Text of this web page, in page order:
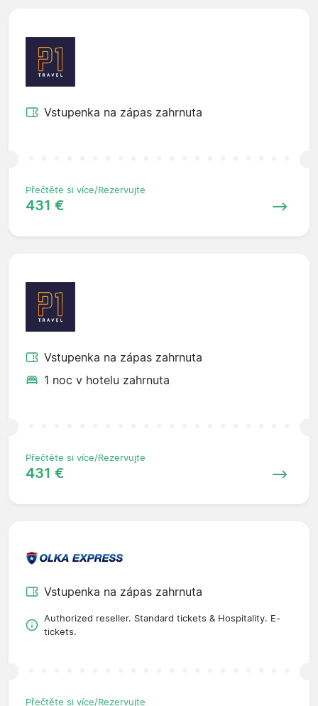
Vstupenka na zápas zahrnuta
Přečtěte si více/Rezervujte
431 €
Vstupenka na zápas zahrnuta
1 noc v hotelu zahrnuta
Přečtěte si více/Rezervujte
431 €
Vstupenka na zápas zahrnuta
Authorized reseller. Standard tickets & Hospitality. E-
tickets.
Přečtěte si více/Rezervujte